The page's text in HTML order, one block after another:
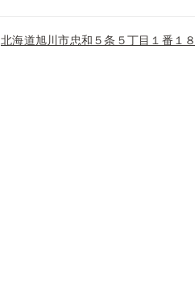
北海道旭川市忠和５条５丁目１番１